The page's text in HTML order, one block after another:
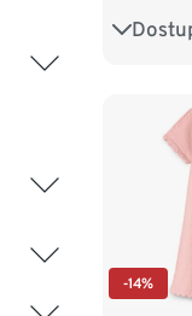
86/92
-14%